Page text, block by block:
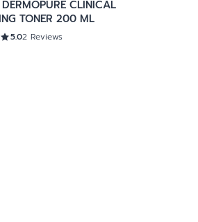
CLINICAL
TONER 200 ML
5.02 Reviews